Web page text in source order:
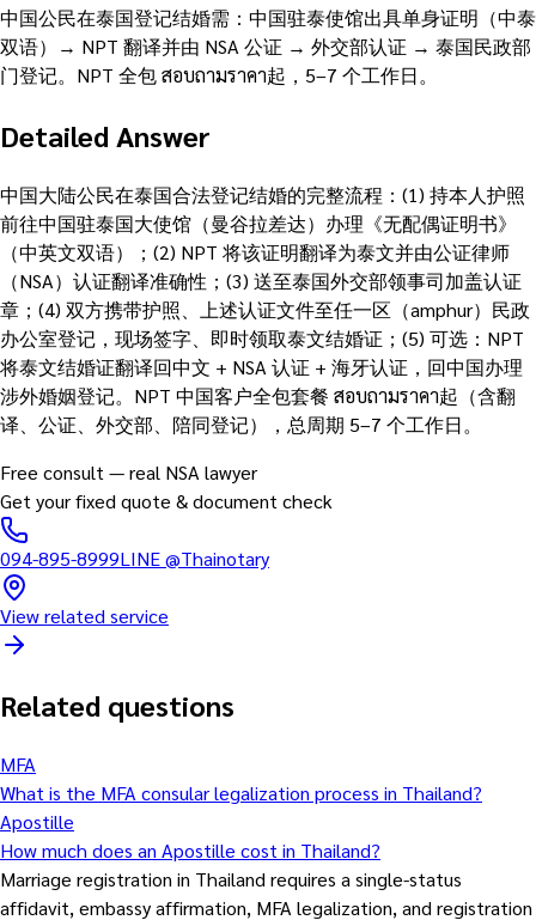
中国公民在泰国登记结婚需：中国驻泰使馆出具单身证明（中泰
双语）→ NPT 翻译并由 NSA 公证 → 外交部认证 → 泰国民政部
门登记。NPT 全包 สอบถามราคา起，5–7 个工作日。
Detailed Answer
中国大陆公民在泰国合法登记结婚的完整流程：(1) 持本人护照
前往中国驻泰国大使馆（曼谷拉差达）办理《无配偶证明书》
（中英文双语）；(2) NPT 将该证明翻译为泰文并由公证律师
（NSA）认证翻译准确性；(3) 送至泰国外交部领事司加盖认证
章；(4) 双方携带护照、上述认证文件至任一区（amphur）民政
办公室登记，现场签字、即时领取泰文结婚证；(5) 可选：NPT
将泰文结婚证翻译回中文 + NSA 认证 + 海牙认证，回中国办理
涉外婚姻登记。NPT 中国客户全包套餐 สอบถามราคา起（含翻
译、公证、外交部、陪同登记），总周期 5–7 个工作日。
Free consult — real NSA lawyer
Get your fixed quote & document check
094-895-8999LINE@Thainotary
View related service
Related questions
MFA
What is the MFA consular legalization process in Thailand?
Apostille
How much does an Apostille cost in Thailand?
Marriage registration in Thailand requires a single-status
affidavit, embassy affirmation, MFA legalization, and registration